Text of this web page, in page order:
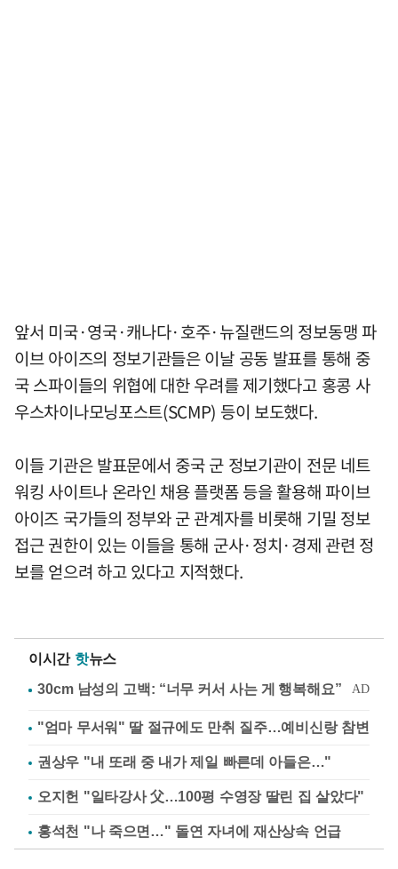
앞서 미국·영국·캐나다·호주·뉴질랜드의 정보동맹 파
이브 아이즈의 정보기관들은 이날 공동 발표를 통해 중
국 스파이들의 위협에 대한 우려를 제기했다고 홍콩 사
우스차이나모닝포스트(SCMP) 등이 보도했다.
이들 기관은 발표문에서 중국 군 정보기관이 전문 네트
워킹 사이트나 온라인 채용 플랫폼 등을 활용해 파이브
아이즈 국가들의 정부와 군 관계자를 비롯해 기밀 정보
접근 권한이 있는 이들을 통해 군사·정치·경제 관련 정
보를 얻으려 하고 있다고 지적했다.
이시간 핫뉴스
"엄마 무서워" 딸 절규에도 만취 질주…예비신랑 참변
권상우 "내 또래 중 내가 제일 빠른데 아들은…"
오지헌 "일타강사 父…100평 수영장 딸린 집 살았다"
홍석천 "나 죽으면…" 돌연 자녀에 재산상속 언급